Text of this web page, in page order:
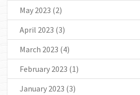
May 2023 (2)
April 2023 (3)
March 2023 (4)
February 2023 (1)
January 2023 (3)